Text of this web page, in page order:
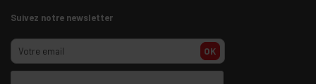
Suivez notre newsletter
OK